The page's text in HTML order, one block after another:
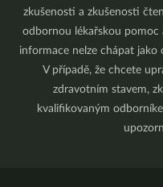
zkušenosti a zkušenosti
odbornou lékařskou pomoc
informace nelze chápat jako
V případě, že chcete
zdravotním stavem,
kvalifikovaným